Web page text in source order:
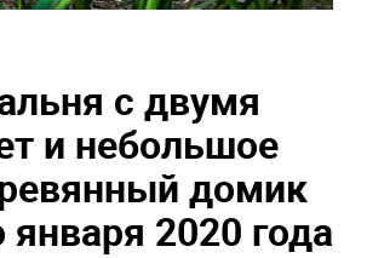
с двумя
и небольшое
домик
2020 года